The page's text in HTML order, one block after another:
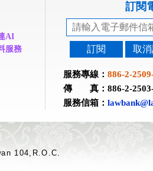
AI
服務
訂閱
訂閱 取
服務專線： 886-2-
傳 真：886-2-2503-
服務信箱：
104,R.O.C.